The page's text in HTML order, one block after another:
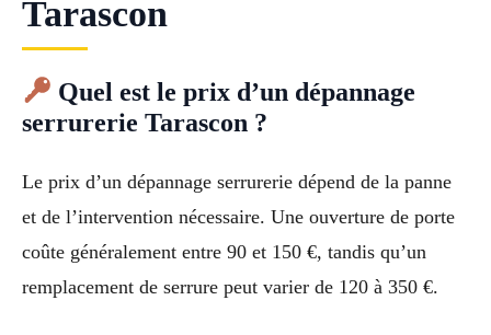
Tarascon
Quel est le prix d’un dépannage
serrurerie Tarascon ?
Le prix d’un dépannage serrurerie dépend de la panne
et de l’intervention nécessaire. Une ouverture de porte
coûte généralement entre 90 et 150 €, tandis qu’un
remplacement de serrure peut varier de 120 à 350 €.